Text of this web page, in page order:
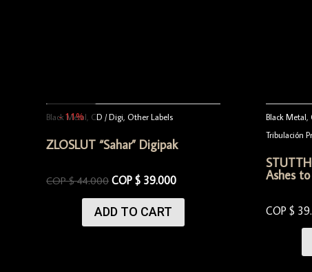
- 11%
Black Metal CD / Digi ,Other Labels
ZLOSLUT “Sahar” Digipak
COP $44.000 COP $ 39.000
ADD TO CART
Black Metal ,
Tribulación
Ashes
COP $